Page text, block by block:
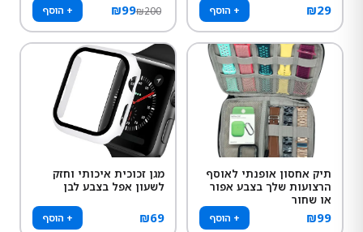
₪29 + הוסף ₪99₪200 + הוסף
תיק אחסון אופנתי לאוסף
הרצועות שלך בצבע אפור
או שחור
₪99 + הוסף
מגן זכוכית איכותי וחזק
לשעון אפל בצבע לבן
₪69 + הוסף